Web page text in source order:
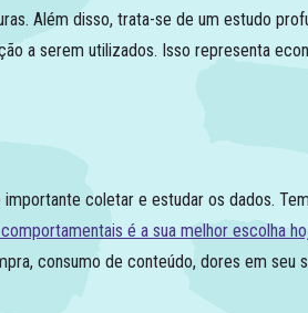
Além disso, trata-se de um estudo
a serem utilizados. Isso representa
coletar e estudar os dados.
é a sua melhor escolha
consumo de conteúdo, dores em seu